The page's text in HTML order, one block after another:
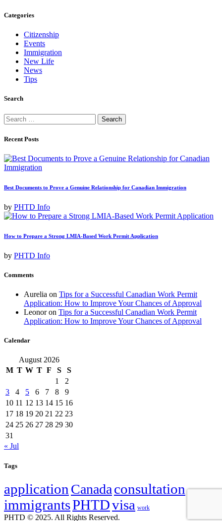
Categories
Citizenship
Events
Immigration
New Life
News
Tips
Search
Search
for:
Recent Posts
Best Documents to Prove a Genuine Relationship for Canadian Immigration
by PHTD Info
How to Prepare a Strong LMIA-Based Work Permit Application
by PHTD Info
Comments
Aurelia on Tips for a Successful Canadian Work Permit
Application: How to Improve Your Chances of Approval
Leonoron Tips for a Successful Canadian Work Permit
Application: How to Improve Your Chances of Approval
Calendar
August 2026
M T W T F S
S
1
2
3
4 5 6 7 8
9
10 11 12 13 14 15 16
17 18 19 20 21 22 23
24 25 26 27 28 29 30
31
« Jul
Tags
application Canadaconsultation
immigrantsPHTDvisa work
PHTD © 2025. All Rights Reserved.